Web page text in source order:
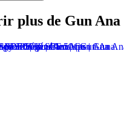
plus de Gun Ana